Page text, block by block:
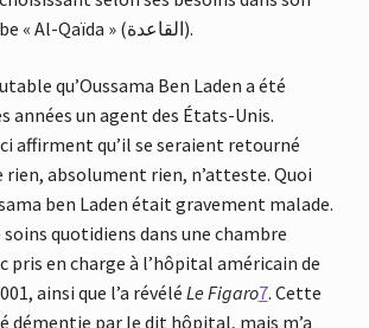
« fichier », en arabe « Al-Qaïda » (القاعدة‎).
qu’Oussama Ben Laden a été
années un agent des États-Unis.
affirment qu’il se seraient retourné
rien, absolument rien, n’atteste. Quoi
ben Laden était gravement malade.
quotidiens dans une chambre
pris en charge à l’hôpital américain de
ainsi que l’a révélé Le Figaro7. Cette
démentie par le dit hôpital, mais m’a